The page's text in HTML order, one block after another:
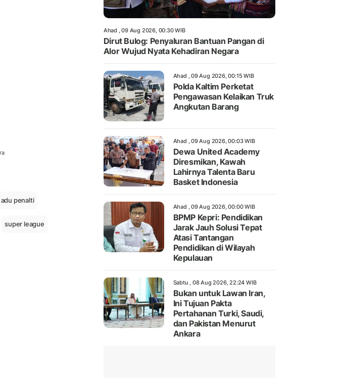
adu penalti
super league
Ahad , 09 Aug 2026, 00:30 WIB
Dirut Bulog: Penyaluran Bantuan Pangan di
Alor Wujud Nyata Kehadiran Negara
Ahad , 09 Aug 2026, 00:15 WIB
Polda Kaltim Perketat
Pengawasan Kelaikan Truk
Angkutan Barang
Ahad , 09 Aug 2026, 00:03 WIB
Dewa United Academy
Diresmikan, Kawah
Lahirnya Talenta Baru
Basket Indonesia
Ahad , 09 Aug 2026, 00:00 WIB
BPMP Kepri: Pendidikan
Jarak Jauh Solusi Tepat
Atasi Tantangan
Pendidikan di Wilayah
Kepulauan
Sabtu , 08 Aug 2026, 22:24 WIB
Bukan untuk Lawan Iran,
Ini Tujuan Pakta
Pertahanan Turki, Saudi,
dan Pakistan Menurut
Ankara